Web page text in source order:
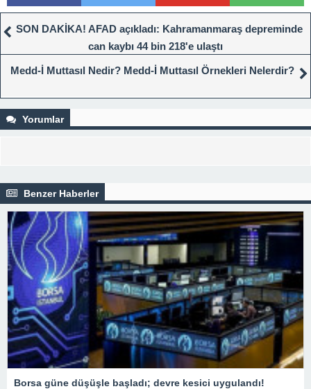
SON DAKİKA! AFAD açıkladı: Kahramanmaraş depreminde
can kaybı 44 bin 218'e ulaştı
Medd-İ Muttasıl Nedir? Medd-İ Muttasıl Örnekleri Nelerdir?
Yorumlar
Benzer Haberler
Borsa güne düşüşle başladı; devre kesici uygulandı!